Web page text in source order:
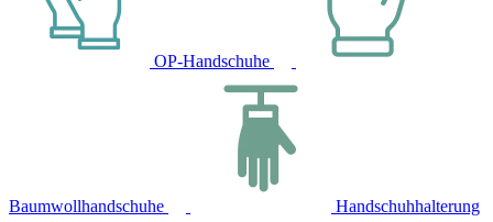
OP-Handschuhe
Baumwollhandschuhe Handschuhhalterung